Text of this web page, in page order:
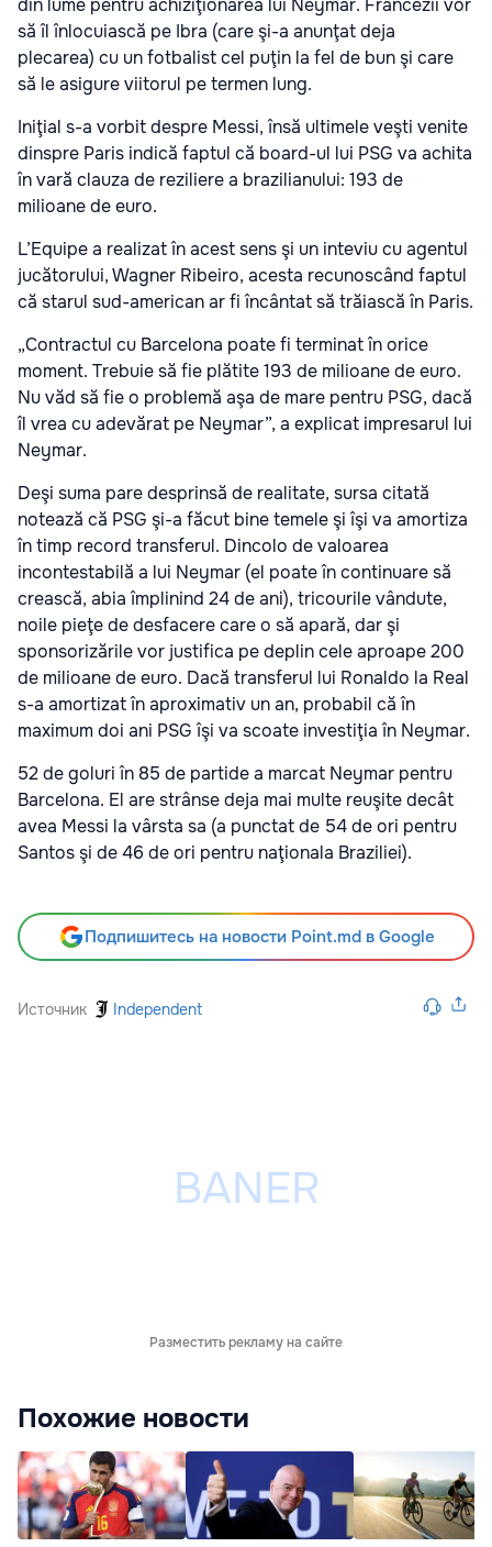
din lume pentru achiziţionarea lui Neymar. Francezii vor
să îl înlocuiască pe Ibra (care şi-a anunţat deja
plecarea) cu un fotbalist cel puţin la fel de bun şi care
să le asigure viitorul pe termen lung.
Iniţial s-a vorbit despre Messi, însă ultimele veşti venite
dinspre Paris indică faptul că board-ul lui PSG va achita
în vară clauza de reziliere a brazilianului: 193 de
milioane de euro.
L’Equipe a realizat în acest sens şi un inteviu cu agentul
jucătorului, Wagner Ribeiro, acesta recunoscând faptul
că starul sud-american ar fi încântat să trăiască în Paris.
„Contractul cu Barcelona poate fi terminat în orice
moment. Trebuie să fie plătite 193 de milioane de euro.
Nu văd să fie o problemă aşa de mare pentru PSG, dacă
îl vrea cu adevărat pe Neymar”, a explicat impresarul lui
Neymar.
Deşi suma pare desprinsă de realitate, sursa citată
notează că PSG şi-a făcut bine temele şi îşi va amortiza
în timp record transferul. Dincolo de valoarea
incontestabilă a lui Neymar (el poate în continuare să
crească, abia împlinind 24 de ani), tricourile vândute,
noile pieţe de desfacere care o să apară, dar şi
sponsorizările vor justifica pe deplin cele aproape 200
de milioane de euro. Dacă transferul lui Ronaldo la Real
s-a amortizat în aproximativ un an, probabil că în
maximum doi ani PSG îşi va scoate investiţia în Neymar.
52 de goluri în 85 de partide a marcat Neymar pentru
Barcelona. El are strânse deja mai multe reuşite decât
avea Messi la vârsta sa (a punctat de 54 de ori pentru
Santos şi de 46 de ori pentru naţionala Braziliei).
Подпишитесь на новости Point.md в Google
Источник Independent
Разместить рекламу на сайте
Похожие новости